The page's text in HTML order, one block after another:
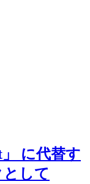
に代替す
して